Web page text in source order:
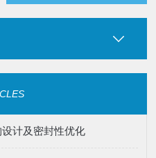
计及密封性优化